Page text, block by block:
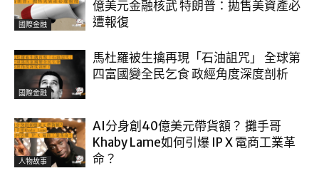
國際金融
億美元金融核武 特朗普：拋售美資產必
遭報復
國際金融
馬杜羅被生擒再現「石油詛咒」 全球第
四富國變全民乞食 政經角度深度剖析
人物故事
AI分身創40億美元帶貨額？ 攤手哥
Khaby Lame如何引爆 IP X 電商工業革
命？